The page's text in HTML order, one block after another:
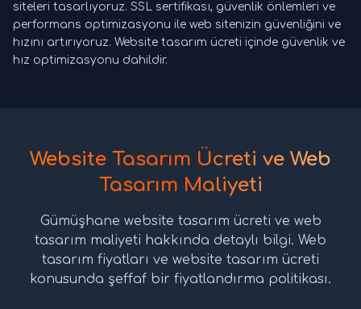
siteleri tasarlıyoruz. SSL sertifikası, güvenlik önlemleri ve
performans optimizasyonu ile web sitenizin güvenliğini ve
hızını artırıyoruz. Website tasarım ücreti içinde güvenlik ve
hız optimizasyonu dahildir.
Website Tasarım Ücreti ve Web
Tasarım Maliyeti
Gümüşhane website tasarım ücreti ve web
tasarım maliyeti hakkında detaylı bilgi. Web
tasarım fiyatları ve website tasarım ücreti
konusunda şeffaf bir fiyatlandırma politikası.